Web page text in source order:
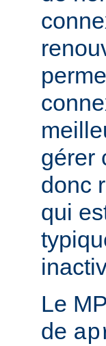
gérer
donc
qui
Le
de